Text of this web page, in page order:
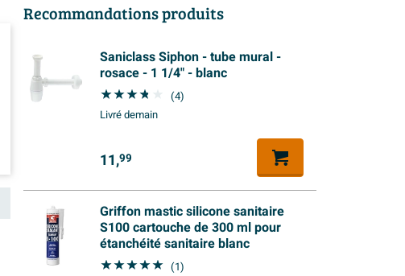
Recommandations produits
Saniclass Siphon - tube mural -
rosace - 1 1/4" - blanc
(4)
Livré demain
11,99
Griffon mastic silicone sanitaire
S100 cartouche de 300 ml pour
étanchéité sanitaire blanc
(1)